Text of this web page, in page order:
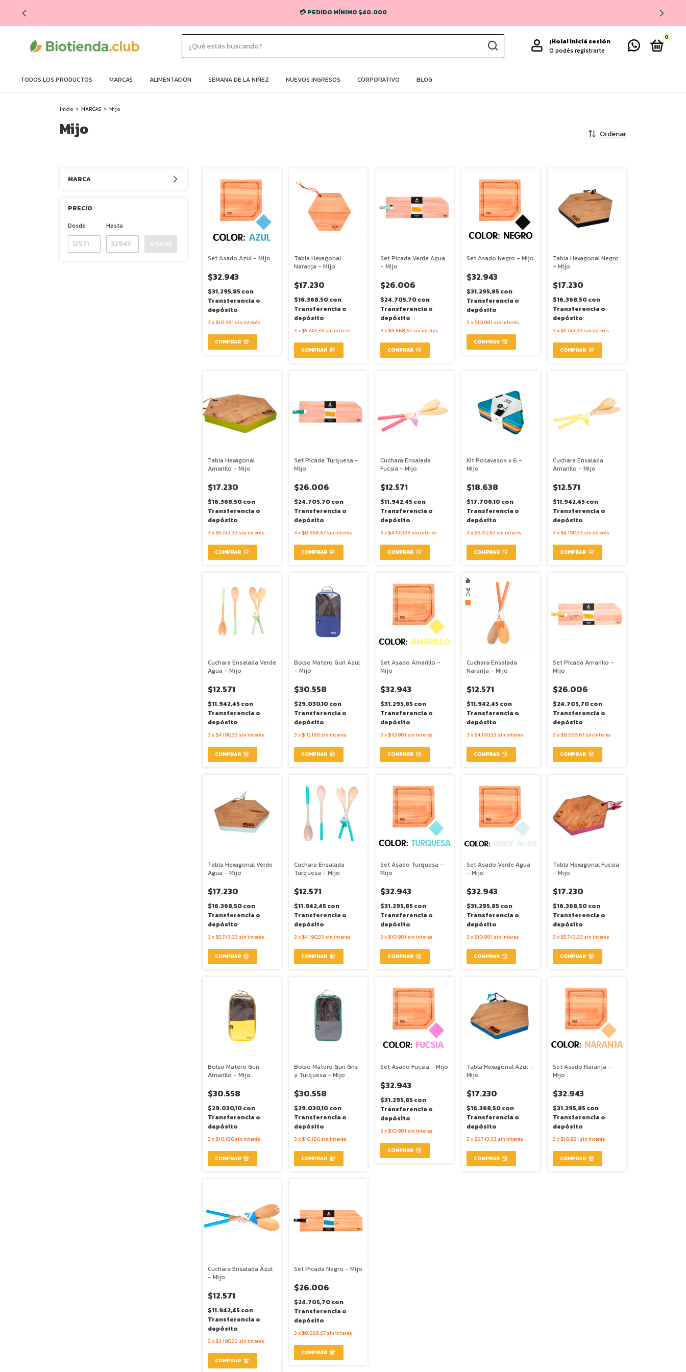
💳 PEDIDO MÍNIMO $40.000
¡Hola!Iniciá sesión
O podés registrarte
0
TODOS LOS PRODUCTOS MARCAS ALIMENTACION SEMANA DE LA NIÑEZ NUEVOS INGRESOS CORPORATIVO BLOG
Inicio > MARCAS > Mijo
Mijo Ordenar
MARCA
PRECIO
Desde
Hasta
APLICAR
Set Asado Azul - Mijo
$32.943
$31.295,85con
Transferencia o
depósito
3 x $10.981 sin interés
Tabla Hexagonal
Naranja - Mijo
$17.230
$16.368,50con
Transferencia o
depósito
3 x $5.743,33 sin interés
Set Picada Verde Agua
- Mijo
$26.006
$24.705,70con
Transferencia o
depósito
3 x $8.668,67 sin interés
Set Asado Negro - Mijo
$32.943
$31.295,85con
Transferencia o
depósito
3 x $10.981 sin interés
Tabla Hexagonal Negro
- Mijo
$17.230
$16.368,50con
Transferencia o
depósito
3 x $5.743,33 sin interés
Tabla Hexagonal
Amarillo - Mijo
$17.230
$16.368,50con
Transferencia o
depósito
3 x $5.743,33 sin interés
Set Picada Turquesa -
Mijo
$26.006
$24.705,70con
Transferencia o
depósito
3 x $8.668,67 sin interés
Cuchara Ensalada
Fucsia - Mijo
$12.571
$11.942,45con
Transferencia o
depósito
3 x $4.190,33 sin interés
Kit Posavasos x 6 -
Mijo
$18.638
$17.706,10con
Transferencia o
depósito
3 x $6.212,67 sin interés
Cuchara Ensalada
Amarillo - Mijo
$12.571
$11.942,45con
Transferencia o
depósito
3 x $4.190,33 sin interés
Cuchara Ensalada Verde
Agua - Mijo
$12.571
$11.942,45con
Transferencia o
depósito
3 x $4.190,33 sin interés
Bolso Matero Guri Azul
- Mijo
$30.558
$29.030,10con
Transferencia o
depósito
3 x $10.186 sin interés
Set Asado Amarillo -
Mijo
$32.943
$31.295,85con
Transferencia o
depósito
3 x $10.981 sin interés
Cuchara Ensalada
Naranja - Mijo
$12.571
$11.942,45con
Transferencia o
depósito
3 x $4.190,33 sin interés
Set Picada Amarillo -
Mijo
$26.006
$24.705,70con
Transferencia o
depósito
3 x $8.668,67 sin interés
Tabla Hexagonal Verde
Agua - Mijo
$17.230
$16.368,50con
Transferencia o
depósito
3 x $5.743,33 sin interés
Cuchara Ensalada
Turquesa - Mijo
$12.571
$11.942,45con
Transferencia o
depósito
3 x $4.190,33 sin interés
Set Asado Turquesa -
Mijo
$32.943
$31.295,85con
Transferencia o
depósito
3 x $10.981 sin interés
Set Asado Verde Agua
- Mijo
$32.943
$31.295,85con
Transferencia o
depósito
3 x $10.981 sin interés
Tabla Hexagonal Fucsia
- Mijo
$17.230
$16.368,50con
Transferencia o
depósito
3 x $5.743,33 sin interés
Bolso Matero Guri
Amarillo - Mijo
$30.558
$29.030,10con
Transferencia o
depósito
3 x $10.186 sin interés
Bolso Matero Guri Gris
y Turquesa - Mijo
$30.558
$29.030,10con
Transferencia o
depósito
3 x $10.186 sin interés
Set Asado Fucsia - Mijo
$32.943
$31.295,85con
Transferencia o
depósito
3 x $10.981 sin interés
Tabla Hexagonal Azul -
Mijo
$17.230
$16.368,50con
Transferencia o
depósito
3 x $5.743,33 sin interés
Set Asado Naranja -
Mijo
$32.943
$31.295,85con
Transferencia o
depósito
3 x $10.981 sin interés
Cuchara Ensalada Azul
- Mijo
$12.571
$11.942,45con
Transferencia o
depósito
3 x $4.190,33 sin interés
Set Picada Negro - Mijo
$26.006
$24.705,70con
Transferencia o
depósito
3 x $8.668,67 sin interés